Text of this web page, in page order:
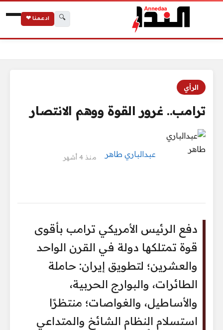
🔍 ادعمنا ❤
الرأي
ترامب.. غرور القوة ووهم الانتصار
عبدالباري طاهر منذ 4 أشهر
دفع الرئيس الأمريكي ترامب بأقوى
قوة تمتلكها دولة في القرن الواحد
والعشرين؛ لتطويق إيران: حاملة
الطائرات، والبوارج الحربية،
والأساطيل، والغواصات؛ منتظرًا
استسلام النظام الشائخ والمتداعي